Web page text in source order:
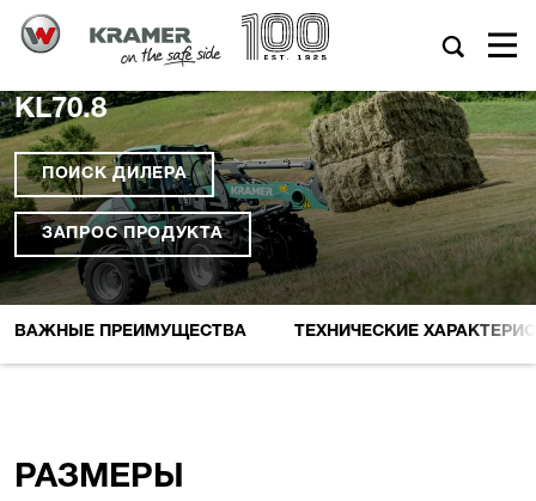
KL70.8
ПОИСК ДИЛЕРА
ЗАПРОС ПРОДУКТА
ВАЖНЫЕ ПРЕИМУЩЕСТВА ТЕХНИЧЕСКИЕ
РАЗМЕРЫ